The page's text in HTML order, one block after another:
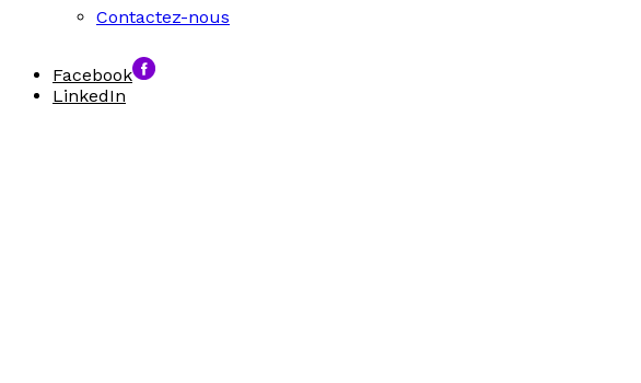
Contactez-nous
Facebook
LinkedIn